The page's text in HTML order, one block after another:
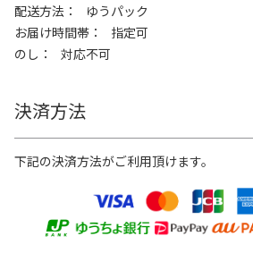
配送方法
ゆうパック
お届け時間帯
指定可
のし
対応不可
決済方法
下記の決済方法がご利用頂けます。